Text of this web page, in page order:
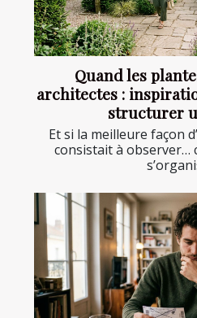
Quand les
architectes :
structurer
Et si la meilleure façon
consistait à observer…